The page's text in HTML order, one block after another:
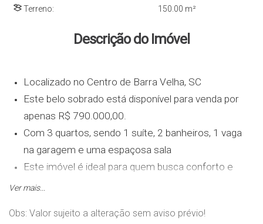
Terreno: 150 .00 m²
Descrição do Imóvel
Localizado no Centro de Barra Velha, SC
Este belo sobrado está disponível para venda por
apenas R$ 790.000,00.
Com 3 quartos, sendo 1 suíte, 2 banheiros, 1 vaga
na garagem e uma espaçosa sala
Este imóvel é ideal para quem busca conforto e
praticidade.
150m2
Ver mais...
Obs: Valor sujeito a alteração sem aviso prévio!